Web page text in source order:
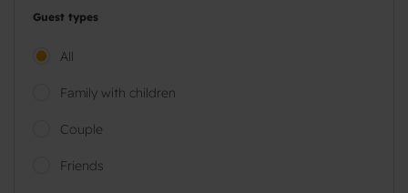
Guest types
All
Family with children
Couple
Friends